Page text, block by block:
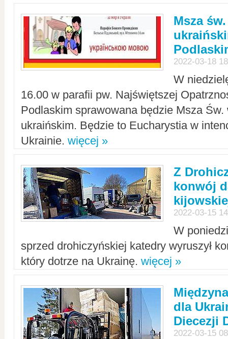
Msza
2022-03-18
W
16.00 w parafii pw. Najświętszej
Podlaskim sprawowana będzie Msza Św.
ukraińskim. Będzie to Eucharystia w
Ukrainie. więcej »
Z
konwój
2022-03-15
W
sprzed drohiczyńskiej katedry wyruszył
który dotrze na Ukrainę. więcej »
dla
Diecezji
2022-03-15